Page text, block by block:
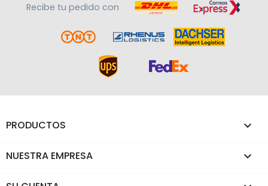
Recibe tu pedido con
PRODUCTOS 
NUESTRA EMPRESA 